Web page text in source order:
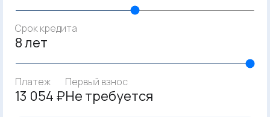
Срок кредита
8 лет
Платеж
13 054 ₽
Первый взнос
Не требуется